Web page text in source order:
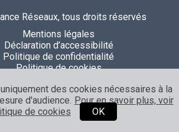
Réseaux, tous droits réservés
Mentions légales
Déclaration d’accessibilité
Politique de confidentialité
Politique de cookies
des cookies nécessaires à la
d'audience. Pour en savoir plus, voir
de cookies
OK